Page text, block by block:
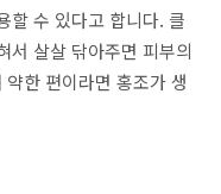
할 수 있다고 합니다. 클
서 살살 닦아주면 피부의
한 편이라면 홍조가 생